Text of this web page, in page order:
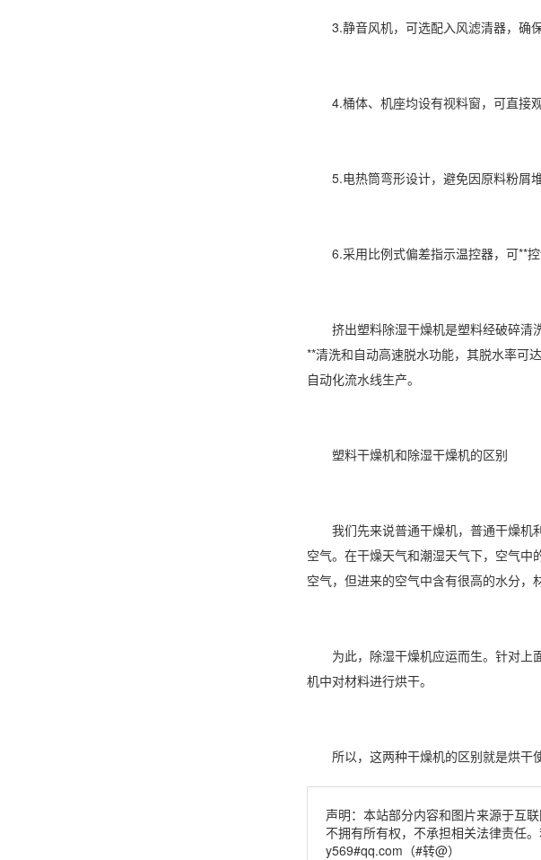
3.静音风机，可选配入风滤清器，确保
4.桶体、机座均设有视料窗，可直接观
5.电热筒弯形设计，避免因原料粉屑堆
6.采用比例式偏差指示温控器，可**
挤出塑料除湿干燥机是塑料经破碎清
**清洗和自动高速脱水功能，其脱水率可
自动化流水线生产。
塑料干燥机和除湿干燥机的区别
我们先来说普通干燥机，普通干燥机
空气。在干燥天气和潮湿天气下，空气中
空气，但进来的空气中含有很高的水分，
为此，除湿干燥机应运而生。针对上
机中对材料进行烘干。
所以，这两种干燥机的区别就是烘干使
声明：本站部分内容和图片来源于互
不拥有所有权，不承担相关法律责任
y569#qq.com（#转@）